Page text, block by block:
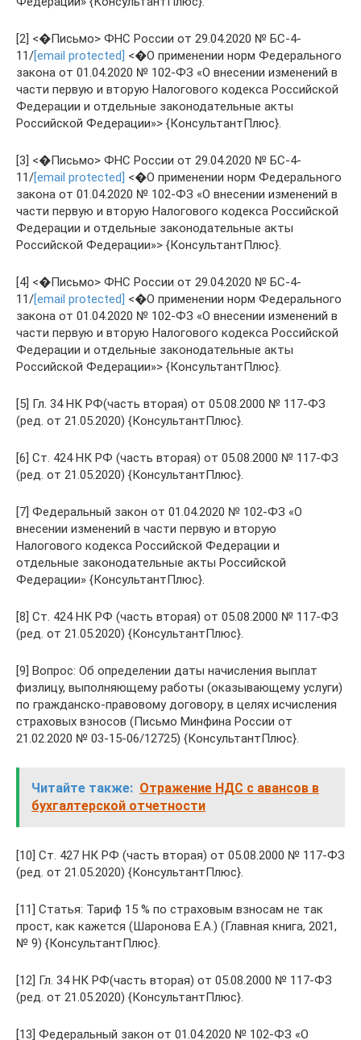
[2] <�Письмо> ФНС России от 29.04.2020 № БС-4-
11/[email protected] <�О применении норм Федерального
закона от 01.04.2020 № 102-ФЗ «О внесении изменений в
части первую и вторую Налогового кодекса Российской
Федерации и отдельные законодательные акты
Российской Федерации»> {КонсультантПлюс}.
[3] <�Письмо> ФНС России от 29.04.2020 № БС-4-
11/[email protected] <�О применении норм Федерального
закона от 01.04.2020 № 102-ФЗ «О внесении изменений в
части первую и вторую Налогового кодекса Российской
Федерации и отдельные законодательные акты
Российской Федерации»> {КонсультантПлюс}.
[4] <�Письмо> ФНС России от 29.04.2020 № БС-4-
11/[email protected] <�О применении норм Федерального
закона от 01.04.2020 № 102-ФЗ «О внесении изменений в
части первую и вторую Налогового кодекса Российской
Федерации и отдельные законодательные акты
Российской Федерации»> {КонсультантПлюс}.
[5] Гл. 34 НК РФ(часть вторая) от 05.08.2000 № 117-ФЗ
(ред. от 21.05.2020) {КонсультантПлюс}.
[6] Ст. 424 НК РФ (часть вторая) от 05.08.2000 № 117-ФЗ
(ред. от 21.05.2020) {КонсультантПлюс}.
[7] Федеральный закон от 01.04.2020 № 102-ФЗ «О
внесении изменений в части первую и вторую
Налогового кодекса Российской Федерации и
отдельные законодательные акты Российской
Федерации» {КонсультантПлюс}.
[8] Ст. 424 НК РФ (часть вторая) от 05.08.2000 № 117-ФЗ
(ред. от 21.05.2020) {КонсультантПлюс}.
[9] Вопрос: Об определении даты начисления выплат
физлицу, выполняющему работы (оказывающему услуги)
по гражданско-правовому договору, в целях исчисления
страховых взносов (Письмо Минфина России от
21.02.2020 № 03-15-06/12725) {КонсультантПлюс}.
Читайте также: Отражение НДС с авансов в
бухгалтерской отчетности
[10] Ст. 427 НК РФ (часть вторая) от 05.08.2000 № 117-ФЗ
(ред. от 21.05.2020) {КонсультантПлюс}.
[11] Статья: Тариф 15 % по страховым взносам не так
прост, как кажется (Шаронова Е.А.) (Главная книга, 2021,
№ 9) {КонсультантПлюс}.
[12] Гл. 34 НК РФ(часть вторая) от 05.08.2000 № 117-ФЗ
(ред. от 21.05.2020) {КонсультантПлюс}.
[13] Федеральный закон от 01.04.2020 № 102-ФЗ «О